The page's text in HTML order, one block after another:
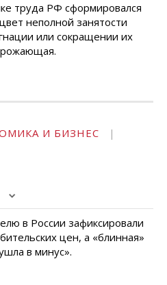
труда РФ сформировался
неполной занятости
или сокращении их
И БИЗНЕС
|
в России зафиксировали
цен, а «блинная»
в минус».